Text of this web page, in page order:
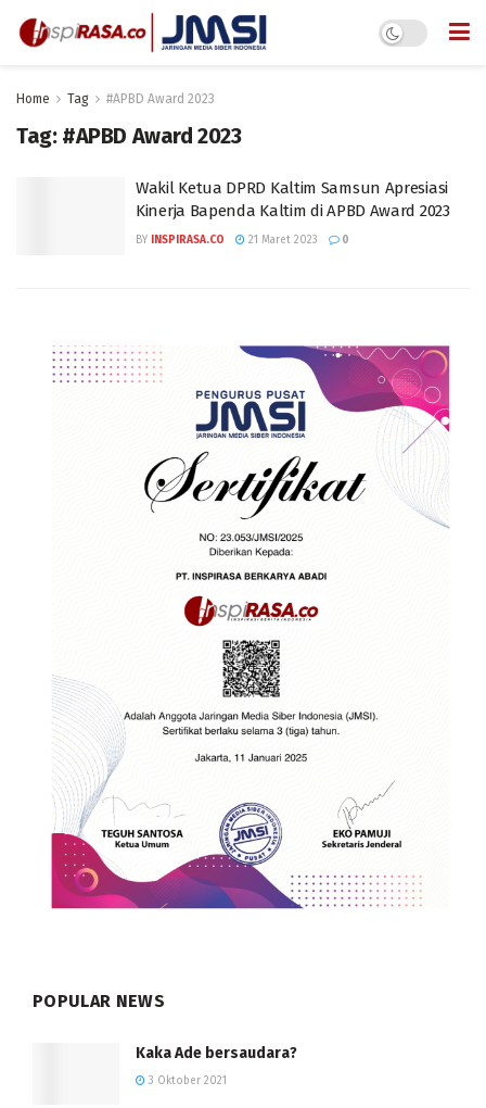
Home Tag #APBD Award 2023
Tag: #APBD Award 2023
Wakil Ketua DPRD Kaltim Samsun Apresiasi
Kinerja Bapenda Kaltim di APBD Award 2023
BY INSPIRASA.CO 21 Maret 2023 0
POPULAR NEWS
Kaka Ade bersaudara?
3 Oktober 2021